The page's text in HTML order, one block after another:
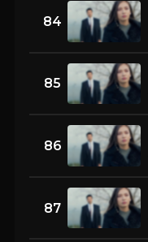
84
85
86
87